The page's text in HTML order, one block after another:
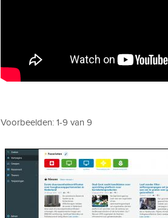
Voorbeelden: 1-9 van 9